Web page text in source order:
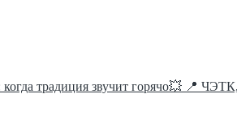
традиция звучит горячо💥 📍